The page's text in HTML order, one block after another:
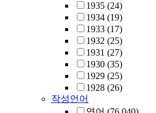
1935 (24)
1934 (19)
1933 (17)
1932 (25)
1931 (27)
1930 (35)
1929 (25)
1928 (26)
작성언어